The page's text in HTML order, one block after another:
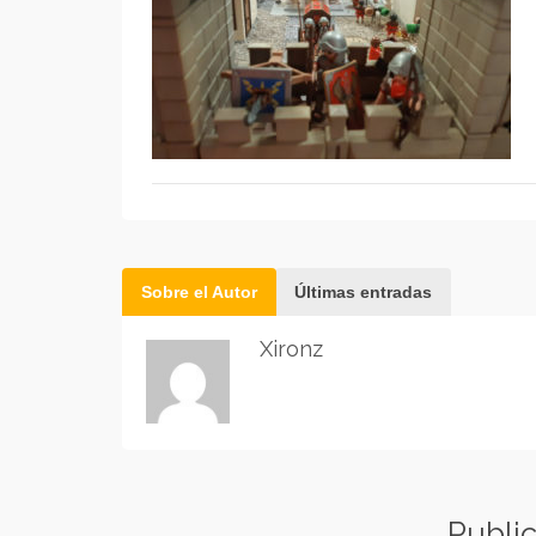
Sobre el Autor Últimas entradas
Xironz